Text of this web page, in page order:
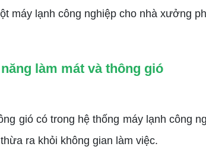
máy lạnh công nghiệp cho nhà xưởng
làm mát và thông gió
gió có trong hệ thống máy lạnh công
ra khỏi không gian làm việc.